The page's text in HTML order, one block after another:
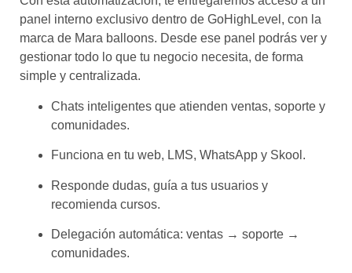
panel interno exclusivo dentro de GoHighLevel, con la
marca de Mara balloons. Desde ese panel podrás ver y
gestionar todo lo que tu negocio necesita, de forma
simple y centralizada.
Chats inteligentes que atienden ventas, soporte y
comunidades.
Funciona en tu web, LMS, WhatsApp y Skool.
Responde dudas, guía a tus usuarios y
recomienda cursos.
Delegación automática: ventas → soporte →
comunidades.